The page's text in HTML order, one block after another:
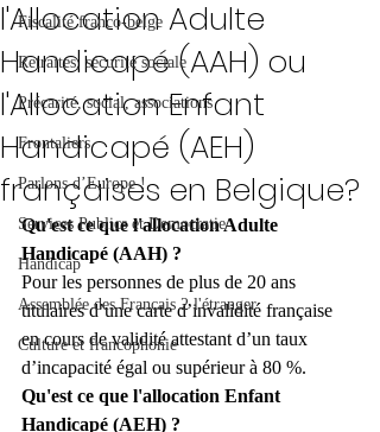
Fiscalité franco-belge
Retraites, sécurité sociale
Précarité, social, associations
Frontaliers
Parlons d’Europe !
Services Publics et Democratie
Handicap
Assemblée des Français 2 l'étranger
Culture et francophonie
l'Allocation Adulte
Handicapé (AAH) ou
l'Allocation Enfant
Handicapé (AEH)
françaises en Belgique?
Qu'est ce que l'allocation Adulte
Handicapé (AAH) ?
Pour les personnes de plus de 20 ans
titulaires d’une carte d’invalidité française
en cours de validité attestant d’un taux
d’incapacité égal ou supérieur à 80 %.
Qu'est ce que l'allocation Enfant
Handicapé (AEH) ?